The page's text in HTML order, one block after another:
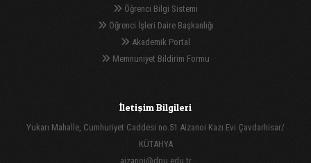
Öğrenci Bilgi Sistemi
Öğrenci İşleri Daire Başkanlığı
Akademik Portal
Memnuniyet Bildirim Formu
İletişim Bilgileri
Yukarı Mahalle, Cumhuriyet Caddesi no.51 Aizanoi Kazı Evi Çavdarhisar/
KÜTAHYA
aizanoi@dpu.edu.tr